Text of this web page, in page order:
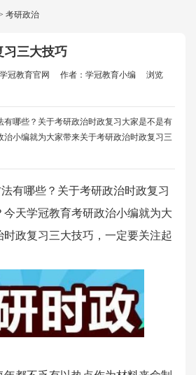
考研政治
习三大技巧
冠教育官网 作者：学冠教育小编
浏览
有哪些？关于考研政治时政复习大家是不是有
治小编就为大家带来关于考研政治时政复习三
有哪些？关于考研政治时政复习
今天学冠教育考研政治小编就为大
政复习三大技巧，一定要关注起